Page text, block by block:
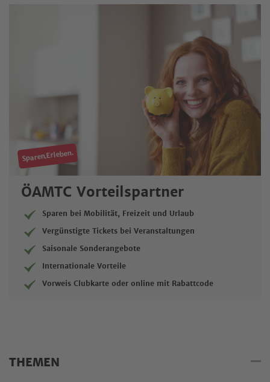
Sparen.Erleben.
ÖAMTC Vorteilspartner
Sparen bei Mobilität, Freizeit und Urlaub
Vergünstigte Tickets bei Veranstaltungen
Saisonale Sonderangebote
Internationale Vorteile
Vorweis Clubkarte oder online mit Rabattcode
THEMEN